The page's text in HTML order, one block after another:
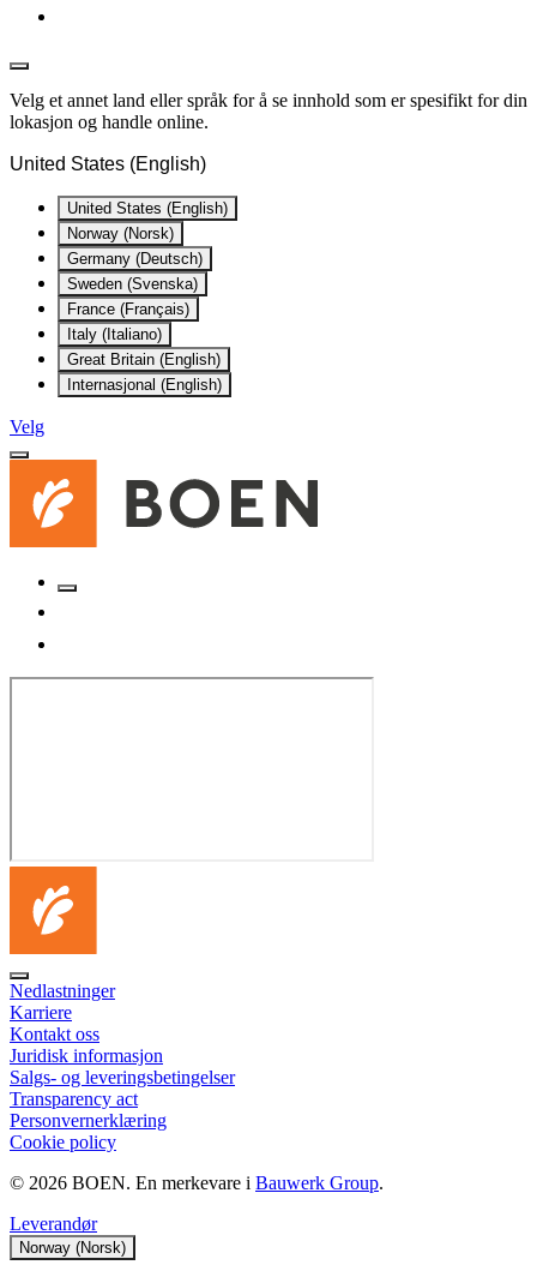
Velg et annet land eller språk for å se innhold som er spesifikt for din
lokasjon og handle online.
United States (English)
United States (English)
Norway (Norsk)
Germany (Deutsch)
Sweden (Svenska)
France (Français)
Italy (Italiano)
Great Britain (English)
Internasjonal (English)
Velg
Nedlastninger
Karriere
Kontakt oss
Juridisk informasjon
Salgs‑ og leveringsbetingelser
Transparency act
Personvernerklæring
Cookie policy
© 2026 BOEN. En merkevare i Bauwerk Group.
Leverandør
Norway (Norsk)